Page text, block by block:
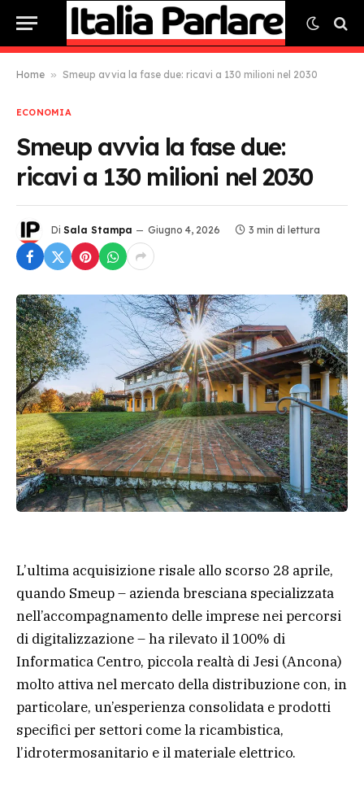
Home » Smeup avvia la fase due: ricavi a 130 milioni nel 2030
ECONOMIA
Smeup avvia la fase due:
ricavi a 130 milioni nel 2030
Di Sala Stampa Giugno 4, 2026 3 min di lettura
L’ultima acquisizione risale allo scorso 28 aprile,
quando Smeup – azienda bresciana specializzata
nell’accompagnamento delle imprese nei percorsi
di digitalizzazione – ha rilevato il 100% di
Informatica Centro, piccola realtà di Jesi (Ancona)
molto attiva nel mercato della distribuzione con, in
particolare, un’esperienza consolidata e prodotti
specifici per settori come la ricambistica,
l’idrotermosanitario e il materiale elettrico.